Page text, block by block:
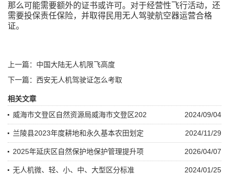
那么可能需要额外的证书或许可。对于经营性飞行活动，还
需要投保责任保险，并取得民用无人驾驶航空器运营合格
证。
上一篇：中国大陆无人机限飞高度
下一篇：西安无人机驾驶证怎么考取
相关文章
2024/09/04
威海市文登区自然资源局威海市文登区202
2024/11/29
兰陵县2023年度耕地和永久基本农田划定
2026/04/07
2025年延庆区自然保护地保护管理提升项
2024/01/25
无人机微、轻、小、中、大型区分标准